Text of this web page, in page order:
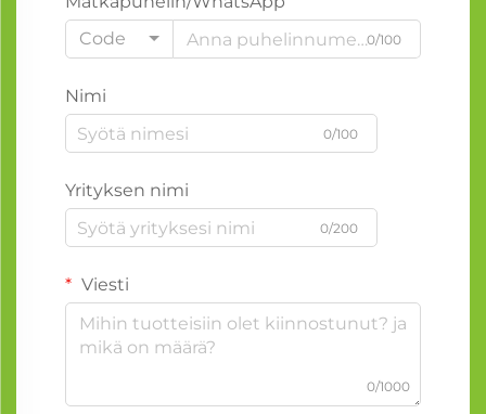
Code
0/100
Nimi
0/100
Yrityksen nimi
0/200
Viesti
0/1000